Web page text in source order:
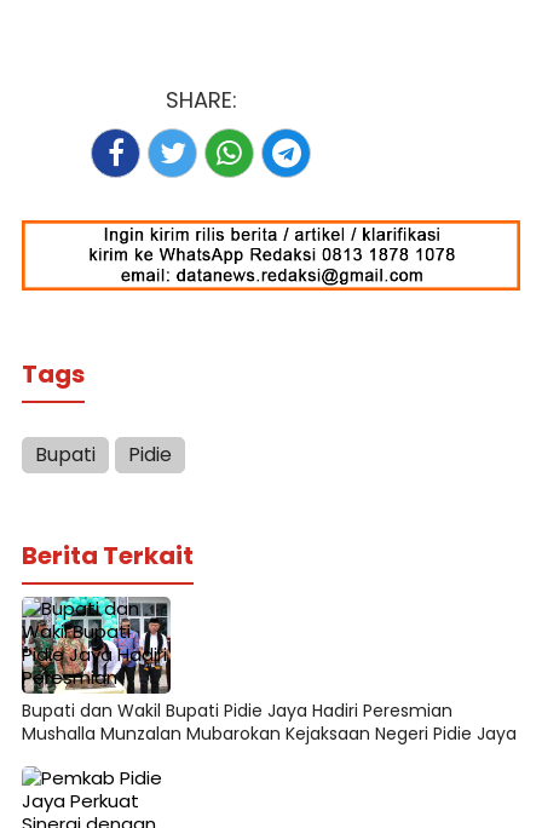
SHARE:
Tags
Bupati Pidie
Berita Terkait
Bupati dan Wakil Bupati Pidie Jaya Hadiri Peresmian
Mushalla Munzalan Mubarokan Kejaksaan Negeri Pidie Jaya